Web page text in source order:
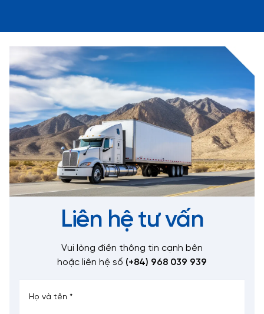
Liên hệ tư vấn
Vui lòng điền thông tin cạnh bên
hoặc liên hệ số (+84) 968 039 939